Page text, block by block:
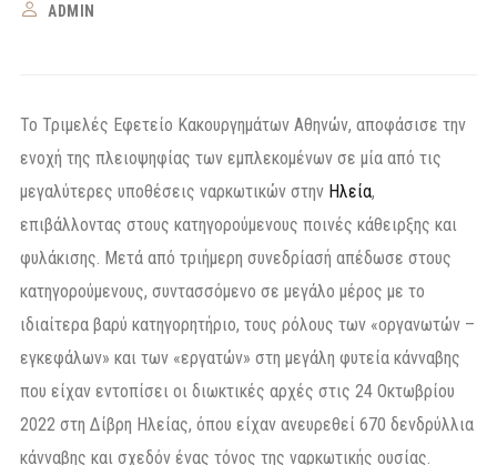
ADMIN
Το Τριμελές Εφετείο Κακουργημάτων Αθηνών, αποφάσισε την
ενοχή της πλειοψηφίας των εμπλεκομένων σε μία από τις
μεγαλύτερες υποθέσεις ναρκωτικών στην Ηλεία,
επιβάλλοντας στους κατηγορούμενους ποινές κάθειρξης και
φυλάκισης. Μετά από τριήμερη συνεδρίασή απέδωσε στους
κατηγορούμενους, συντασσόμενο σε μεγάλο μέρος με το
ιδιαίτερα βαρύ κατηγορητήριο, τους ρόλους των «οργανωτών –
εγκεφάλων» και των «εργατών» στη μεγάλη φυτεία κάνναβης
που είχαν εντοπίσει οι διωκτικές αρχές στις 24 Οκτωβρίου
2022 στη Δίβρη Ηλείας, όπου είχαν ανευρεθεί 670 δενδρύλλια
κάνναβης και σχεδόν ένας τόνος της ναρκωτικής ουσίας.